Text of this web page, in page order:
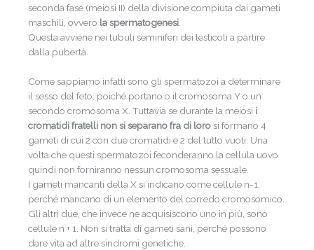
seconda fase (meiosi II) della divisione compiuta dai gameti
maschili, ovvero la spermatogenesi
Questa avviene nei tubuli seminiferi dei testicoli a partire
dalla pubertà.
Come sappiamo infatti sono gli spermatozoi a determinare
il sesso del feto, poiché portano o il cromosoma Y o un
secondo cromosoma X. Tuttavia se durante la meiosi i
cromatidi fratelli non si separano fra di loro si formano 4
gameti di cui 2 con due cromatidi e 2 del tutto vuoti. Una
volta che questi spermatozoi feconderanno la cellula uovo
quindi non forniranno nessun cromosoma sessuale.
I gameti mancanti della X si indicano come cellule n-1,
perché mancano di un elemento del corredo cromosomico.
Gli altri due, che invece ne acquisiscono uno in più, sono
cellule n + 1. Non si tratta di gameti sani, perché possono
dare vita ad altre sindromi genetiche.